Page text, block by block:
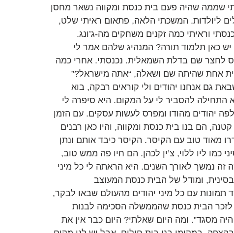
שממה שהיה פעם בית כנסת ומקווה נשאר מחסן
ליולדות. המשכתי הלאה, פתאום ראיתי שלט,
וראיתי כמה זקנים משחקים מה-ג’ונג.
כאן תלמוד תורה? המנהיג שלהם אמר לי
לחצר שם בדלת השמאלית. נכנסתי. אחרי כמה
אחת שהיתה שם ושאלה, “אתה מישראל?”
גם אנחנו יהודים ולי קוראים רבקה, בוא
התחילה להסביר לי על המקום. היא סיפרה לי
יהודים מהודו ומפרס לעשות עסקים. עם הזמן
הם בנו בית כנסת ומקווה, והיו כאן רבנים
מאוד טוב עם הקיסר. הקיסר כיבד אותם ונתן
ליו ללוי, צ’ין לכהן. הם חיו פה ממש טוב,
זה נמשך לאורך השנים. היא הראתה לי כל מיני
ומודל של הבית כנסת המעוצב
תמונות עם כל מיני יהודים מהעולם שבאו לבקר,
לזכר הבית כנסת שהממשלה הסכימה לבנות
מסגד”. ומה היום שאלתי? היום כבר אין את